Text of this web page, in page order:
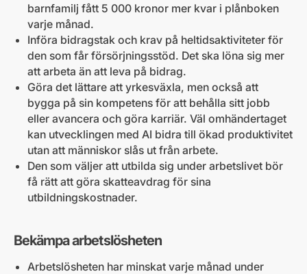
barnfamilj fått 5 000 kronor mer kvar i plånboken
varje månad.
Införa bidragstak och krav på heltidsaktiviteter för
den som får försörjningsstöd. Det ska löna sig mer
att arbeta än att leva på bidrag.
Göra det lättare att yrkesväxla, men också att
bygga på sin kompetens för att behålla sitt jobb
eller avancera och göra karriär. Väl omhändertaget
kan utvecklingen med AI bidra till ökad produktivitet
utan att människor slås ut från arbete.
Den som väljer att utbilda sig under arbetslivet bör
få rätt att göra skatteavdrag för sina
utbildningskostnader.
Bekämpa arbetslösheten
Arbetslösheten har minskat varje månad under